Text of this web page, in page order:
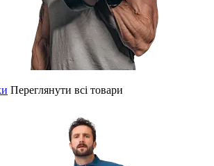
Переглянути всі товари